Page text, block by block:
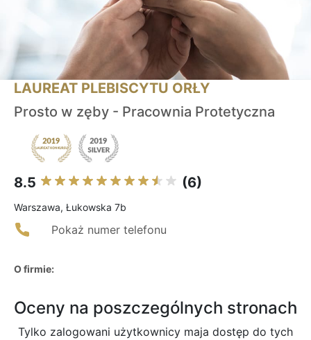
LAUREAT PLEBISCYTU ORŁY
Prosto w zęby - Pracownia Protetyczna
8.5 (6)
Warszawa, Łukowska 7b
Pokaż numer telefonu
O firmie:
Oceny na poszczególnych stronach
Tylko zalogowani użytkownicy maja dostęp do tych